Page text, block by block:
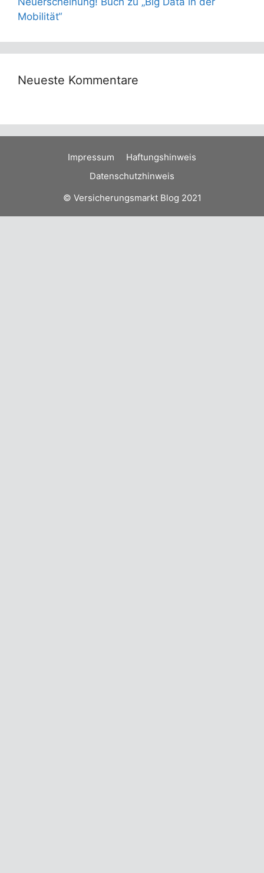
Mobilität“
Neueste Kommentare
Impressum
Haftungshinweis
Datenschutzhinweis
© Versicherungsmarkt Blog 2021